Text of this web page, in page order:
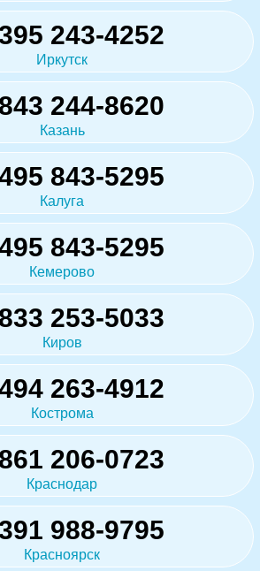
243-4252
Иркутск
244-8620
Казань
843-5295
Калуга
843-5295
Кемерово
253-5033
Киров
263-4912
Кострома
206-0723
Краснодар
988-9795
Красноярск